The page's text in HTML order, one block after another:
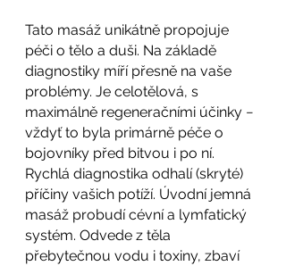
Tato masáž unikátně propojuje
péči o tělo a duši. Na základě
diagnostiky míří přesně na vaše
problémy. Je celotělová, s
maximálně regeneračními účinky −
vždyť to byla primárně péče o
bojovníky před bitvou i po ní.
Rychlá diagnostika odhalí (skryté)
příčiny vašich potíží. Úvodní jemná
masáž probudí cévní a lymfatický
systém. Odvede z těla
přebytečnou vodu i toxiny, zbaví